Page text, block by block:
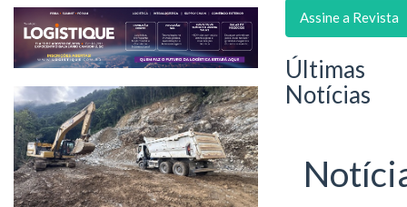
Assine a Revista
Últimas
Notícias